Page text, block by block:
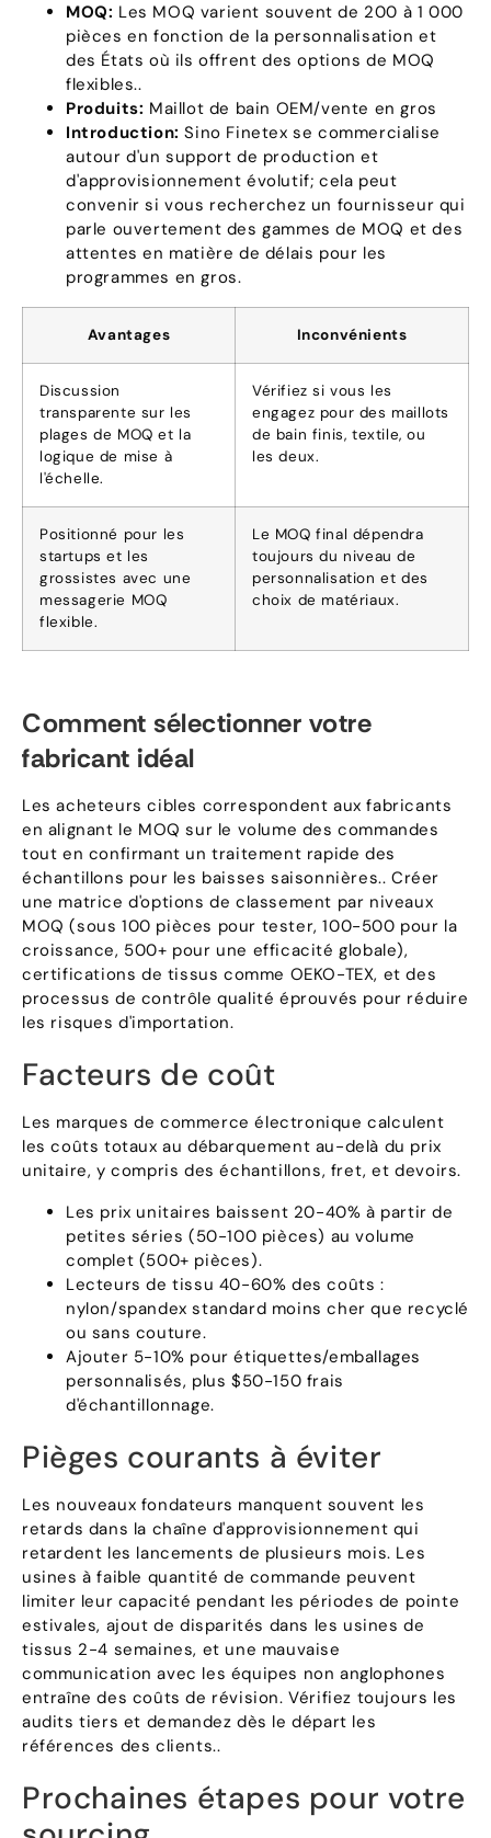
MOQ: Les MOQ varient souvent de 200 à 1 000
pièces en fonction de la personnalisation et
des États où ils offrent des options de MOQ
flexibles..
Produits: Maillot de bain OEM/vente en gros
Introduction: Sino Finetex se commercialise
autour d'un support de production et
d'approvisionnement évolutif; cela peut
convenir si vous recherchez un fournisseur qui
parle ouvertement des gammes de MOQ et des
attentes en matière de délais pour les
programmes en gros.
Avantages Inconvénients
Discussion
transparente sur les
plages de MOQ et la
logique de mise à
l'échelle.
Vérifiez si vous les
engagez pour des maillots
de bain finis, textile, ou
les deux.
Positionné pour les
startups et les
grossistes avec une
messagerie MOQ
flexible.
Le MOQ final dépendra
toujours du niveau de
personnalisation et des
choix de matériaux.
Comment sélectionner votre
fabricant idéal
Les acheteurs cibles correspondent aux fabricants
en alignant le MOQ sur le volume des commandes
tout en confirmant un traitement rapide des
échantillons pour les baisses saisonnières.. Créer
une matrice d'options de classement par niveaux
MOQ (sous 100 pièces pour tester, 100-500 pour la
croissance, 500+ pour une efficacité globale),
certifications de tissus comme OEKO-TEX, et des
processus de contrôle qualité éprouvés pour réduire
les risques d'importation.
Facteurs de coût
Les marques de commerce électronique calculent
les coûts totaux au débarquement au-delà du prix
unitaire, y compris des échantillons, fret, et devoirs.
Les prix unitaires baissent 20-40% à partir de
petites séries (50-100 pièces) au volume
complet (500+ pièces).
Lecteurs de tissu 40-60% des coûts :
nylon/spandex standard moins cher que recyclé
ou sans couture.
Ajouter 5-10% pour étiquettes/emballages
personnalisés, plus $50-150 frais
d'échantillonnage.
Pièges courants à éviter
Les nouveaux fondateurs manquent souvent les
retards dans la chaîne d'approvisionnement qui
retardent les lancements de plusieurs mois. Les
usines à faible quantité de commande peuvent
limiter leur capacité pendant les périodes de pointe
estivales, ajout de disparités dans les usines de
tissus 2-4 semaines, et une mauvaise
communication avec les équipes non anglophones
entraîne des coûts de révision. Vérifiez toujours les
audits tiers et demandez dès le départ les
références des clients..
Prochaines étapes pour votre